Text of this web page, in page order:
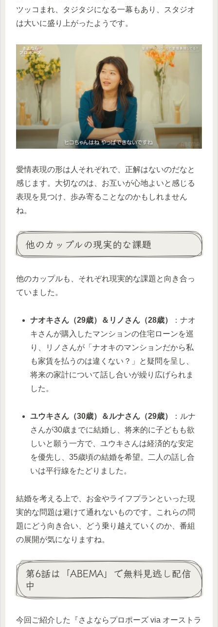
ツッコまれ、タジタジになる一幕もあり、スタジオ
は大いに盛り上がったようです。
愛情表現の形は人それぞれで、正解はないのだなと
感じます。大切なのは、お互いが心地よいと感じる
表現を見つけ、歩み寄ることなのかもしれません
ね。
他のカップルの現実的な課題
他のカップルも、それぞれ現実的な課題と向き合っ
ていました。
ナオキさん（29歳）＆リノさん（28歳）
：ナオ
キさんが購入したマンションの住宅ローンを巡
り、リノさんが「ナオキのマンションだから私
も家賃を払うのは違くない？」と疑問を呈し、
将来の家計について話し合いが繰り広げられま
した。
ユウキさん（30歳）＆ルナさん（29歳）
：ルナ
さんが30歳までに結婚し、将来的に子どもも欲
しいと願う一方で、ユウキさんは経済的な安定
を優先し、35歳頃の結婚を希望。二人の話し合
いは平行線をたどりました。
結婚を考える上で、お金やライフプランといった現
実的な問題は避けて通れないものです。これらの問
題にどう向き合い、どう乗り越えていくのか、番組
の展開が気になりますね。
第6話は「ABEMA」で無料見逃し配信
中
今回ご紹介した『さよならプロポーズ via オーストラ